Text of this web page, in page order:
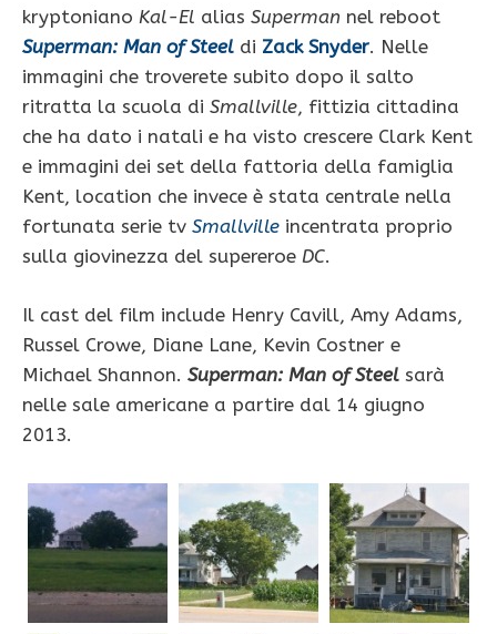
kryptoniano Kal-El alias Superman nel reboot
Superman: Man of Steel di Zack Snyder. Nelle
immagini che troverete subito dopo il salto
ritratta la scuola di Smallville, fittizia cittadina
che ha dato i natali e ha visto crescere Clark Kent
e immagini dei set della fattoria della famiglia
Kent, location che invece è stata centrale nella
fortunata serie tv Smallville incentrata proprio
sulla giovinezza del supereroe DC.
Il cast del film include Henry Cavill, Amy Adams,
Russel Crowe, Diane Lane, Kevin Costner e
Michael Shannon. Superman: Man of Steel sarà
nelle sale americane a partire dal 14 giugno
2013.